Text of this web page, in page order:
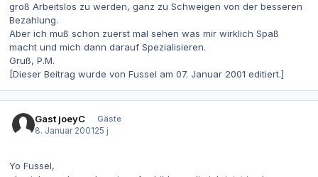
groß Arbeitslos zu werden, ganz zu Schweigen von der besseren
Bezahlung.
Aber ich muß schon zuerst mal sehen was mir wirklich Spaß
macht und mich dann darauf Spezialisieren.
Gruß, P.M.
[Dieser Beitrag wurde von Fussel am 07. Januar 2001 editiert.]
Gast joeyC
Gäste
8. Januar 200125 j
Yo Fussel,